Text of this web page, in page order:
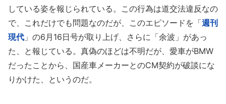
している姿を報じられている。この行為は道交法違反なの
で、これだけでも問題なのだが、このエピソードを「週刊
現代 」の6月16日号が取り上げ、さらに「余波」があっ
た、と報じている。真偽のほどは不明だが、愛車がBMW
だったことから、国産車メーカーとのCM契約が破談にな
りかけた、というのだ。